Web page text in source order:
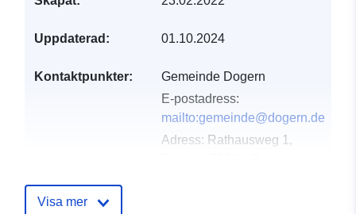
Uppdaterad: 01.10.2024
Kontaktpunkter:
Gemeinde Dogern
E-postadress:
mailto:gemeinde@dogern.de
Adress: Rathausweg 1,
Visa mer